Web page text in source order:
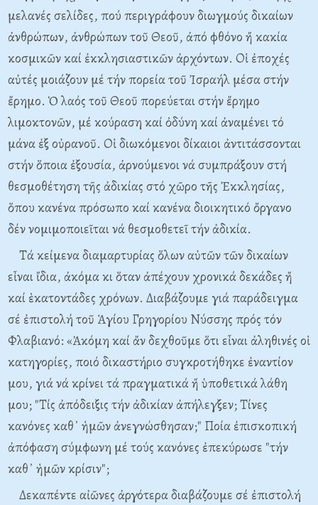
μελανές σελίδες, πού περιγράφουν διωγμούς δικαίων
ἀνθρώπων, ἀνθρώπων τοῦ Θεοῦ, ἀπό φθόνο ἤ κακία
κοσμικῶν καί ἐκκλησιαστικῶν ἀρχόντων. Οἱ ἐποχές
αὐτές μοιάζουν μέ τήν πορεία τοῦ Ἰσραήλ μέσα στήν
ἔρημο. Ὁ λαός τοῦ Θεοῦ πορεύεται στήν ἔρημο
λιμοκτονῶν, μέ κούραση καί ὀδύνη καί ἀναμένει τό
μάνα ἐξ οὐρανοῦ. Οἱ διωκόμενοι δίκαιοι ἀντιτάσσονται
στήν ὅποια ἐξουσία, ἀρνούμενοι νά συμπράξουν στή
θεσμοθέτηση τῆς ἀδικίας στό χῶρο τῆς Ἐκκλησίας,
ὅπου κανένα πρόσωπο καί κανένα διοικητικό ὄργανο
δέν νομιμοποιεῖται νά θεσμοθετεῖ τήν ἀδικία.
Τά κείμενα διαμαρτυρίας ὅλων αὐτῶν τῶν δικαίων
εἶναι ἴδια, ἀκόμα κι ὅταν ἀπέχουν χρονικά δεκάδες ἤ
καί ἑκατοντάδες χρόνων. Διαβάζουμε γιά παράδειγμα
σέ ἐπιστολή τοῦ Ἁγίου Γρηγορίου Νύσσης πρός τόν
Φλαβιανό: «Ἀκόμη καί ἄν δεχθοῦμε ὅτι εἶναι ἀληθινές οἱ
κατηγορίες, ποιό δικαστήριο συγκροτήθηκε ἐναντίον
μου, γιά νά κρίνει τά πραγματικά ἤ ὑποθετικά λάθη
μου; "Τίς ἀπόδειξις τήν ἀδικίαν ἀπήλεγξεν; Τίνες
κανόνες καθ᾿ ἡμῶν ἀνεγνώσθησαν;" Ποία ἐπισκοπική
ἀπόφαση σύμφωνη μέ τούς κανόνες ἐπεκύρωσε "τήν
καθ᾿ ἡμῶν κρίσιν";
Δεκαπέντε αἰῶνες ἀργότερα διαβάζουμε σέ ἐπιστολή